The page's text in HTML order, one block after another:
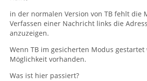
in der normalen Version von TB fehlt die
Verfassen einer Nachricht links die
anzuzeigen.
Wenn TB im gesicherten Modus
Möglichkeit vorhanden.
Was ist hier passiert?